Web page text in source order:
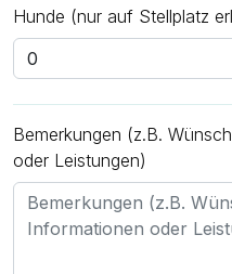
Hunde (nur auf Stellplatz
Bemerkungen (z.B.
oder Leistungen)